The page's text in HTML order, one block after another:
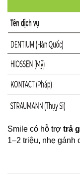
Smile có hỗ trợ trả
1–2 triệu, nhẹ gánh